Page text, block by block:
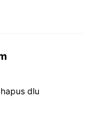
dlu